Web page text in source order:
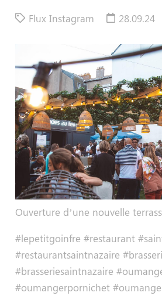
Flux Instagram 28.09.24
Ouverture d’une nouvelle
#lepetitgoinfre #restaurant
#restaurantsaintnazaire
#brasseriesaintnazaire
#oumangerpornichet